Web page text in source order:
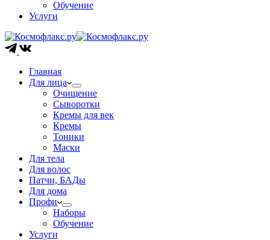
Обучение
Услуги
Главная
Для лица
Очищение
Сыворотки
Кремы для век
Кремы
Тоники
Маски
Для тела
Для волос
Патчи, БАДы
Для дома
Профи
Наборы
Обучение
Услуги